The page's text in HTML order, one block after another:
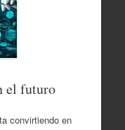
el futuro
convirtiendo en